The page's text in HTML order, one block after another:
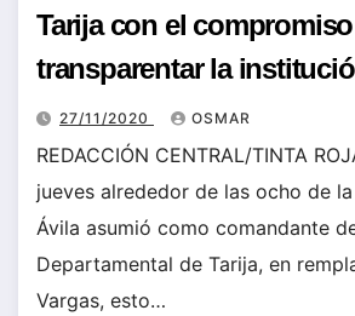
Tarija con el
transparentar la
27/11/2020 OSMAR
REDACCIÓN CENTRAL/TINTA
jueves alrededor de las ocho de
Ávila asumió como comandante
Departamental de Tarija, en
Vargas, esto…